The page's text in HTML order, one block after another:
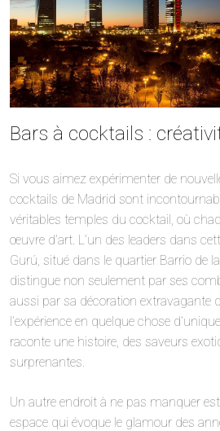
Bars à cocktails :
Si vous aimez expérimenter de
cocktails de Madrid sont
véritables temples du cocktail, où
œuvre d’art. L’un des leaders dans
Gurú, situé dans le quartier Barrio de
distingue non seulement par ses
aussi par sa décoration extravagante
l’expérience en quelque chose
raconte une histoire, des saveurs
surprenantes.
Un autre endroit à ne pas manquer
espace qui évoque le glamour des